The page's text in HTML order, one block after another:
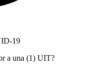
19
a una (1) UIT?